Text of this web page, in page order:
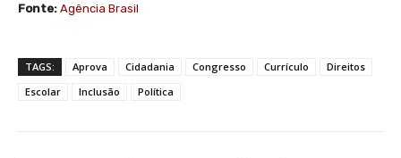
Fonte: Agência Brasil
TAGS: Aprova Cidadania Congresso Currículo
Direitos
Escolar
Inclusão Política